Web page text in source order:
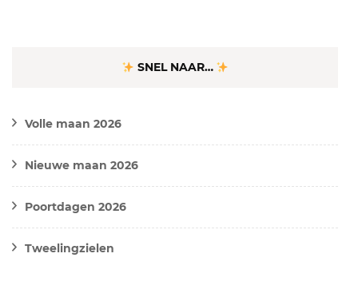
SNEL NAAR…
Volle maan 2026
Nieuwe maan 2026
Poortdagen 2026
Tweelingzielen